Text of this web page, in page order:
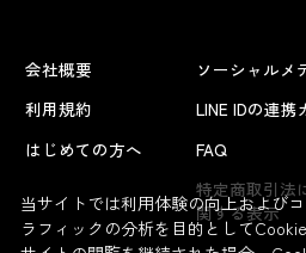
会社概要
利用規約
はじめての方へ
ソーシャルメ
LINE IDの連携
FAQ
特定商取引法
関する表示
当サイトでは利用体験の向上および
ラフィックの分析を目的として